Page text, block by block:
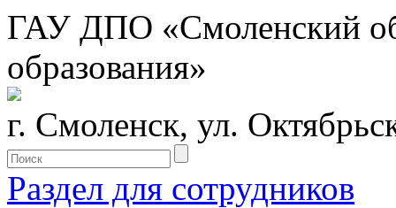
ГАУ ДПО «Смоленский
образования»
г. Смоленск, ул.
Раздел для сотрудников